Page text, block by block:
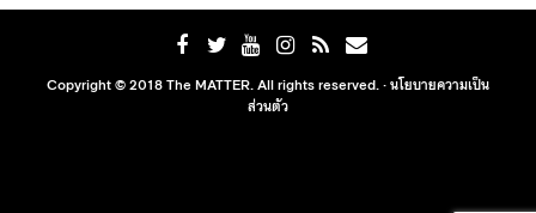
Copyright © 2018 The MATTER. All rights reserved. ·นโยบายความเป็น
ส่วนตัว